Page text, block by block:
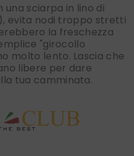
una sciarpa in lino di
evita nodi troppo stretti
la freschezza
"girocollo
molto lento. Lascia che
libere per dare
tua camminata.